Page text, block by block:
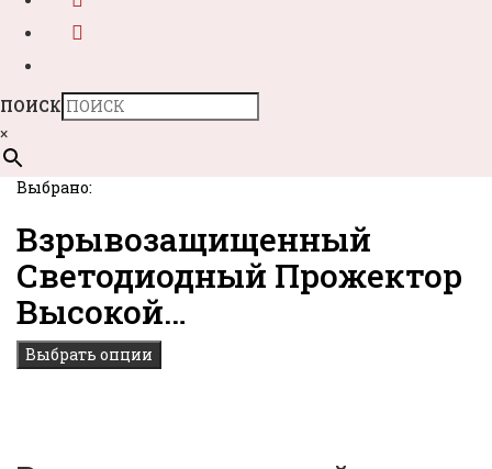
ПОИСК
×
Выбрано:
Взрывозащищенный
Светодиодный Прожектор
Высокой…
Выбрать опции